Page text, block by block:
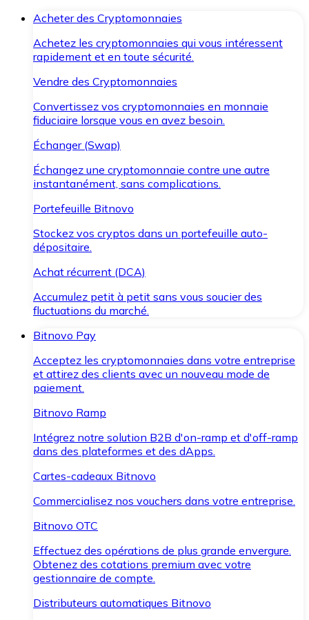
Acheter des Cryptomonnaies
Achetez les cryptomonnaies qui vous intéressent
rapidement et en toute sécurité.
Vendre des Cryptomonnaies
Convertissez vos cryptomonnaies en monnaie
fiduciaire lorsque vous en avez besoin.
Échanger (Swap)
Échangez une cryptomonnaie contre une autre
instantanément, sans complications.
Portefeuille Bitnovo
Stockez vos cryptos dans un portefeuille auto-
dépositaire.
Achat récurrent (DCA)
Accumulez petit à petit sans vous soucier des
fluctuations du marché.
Bitnovo Pay
Acceptez les cryptomonnaies dans votre entreprise
et attirez des clients avec un nouveau mode de
paiement.
Bitnovo Ramp
Intégrez notre solution B2B d'on-ramp et d'off-ramp
dans des plateformes et des dApps.
Cartes-cadeaux Bitnovo
Commercialisez nos vouchers dans votre entreprise.
Bitnovo OTC
Effectuez des opérations de plus grande envergure.
Obtenez des cotations premium avec votre
gestionnaire de compte.
Distributeurs automatiques Bitnovo